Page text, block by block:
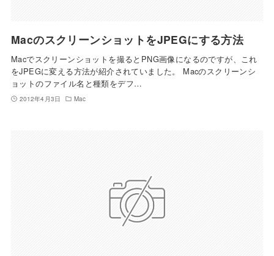
MacのスクリーンショットをJPEGにする方法
Macでスクリーンショットを撮るとPNG画像になるのですが、これ
をJPEGに変える方法が紹介されていました。 Macのスクリーンシ
ョットのファイル名と種類をデフ…
2012年4月3日 Mac